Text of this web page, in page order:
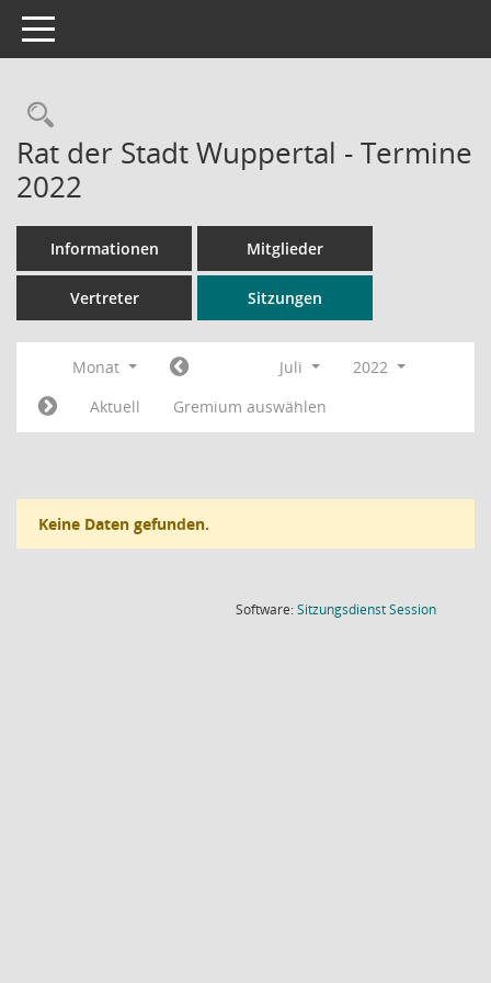
Toggle navigation
Rechercheauswahl
Rat der Stadt Wuppertal - Termine
2022
Informationen Mitglieder
Vertreter Sitzungen
Monat Juli
2022
Aktuell
Gremium auswählen
Keine Daten gefunden.
Software:SitzungsdienstSession(Wird in